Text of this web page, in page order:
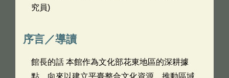
究員)
序言／導讀
館長的話 本館作為文化部花東地區的深耕據
點，向來以建立平臺整合文化資源、推動區域